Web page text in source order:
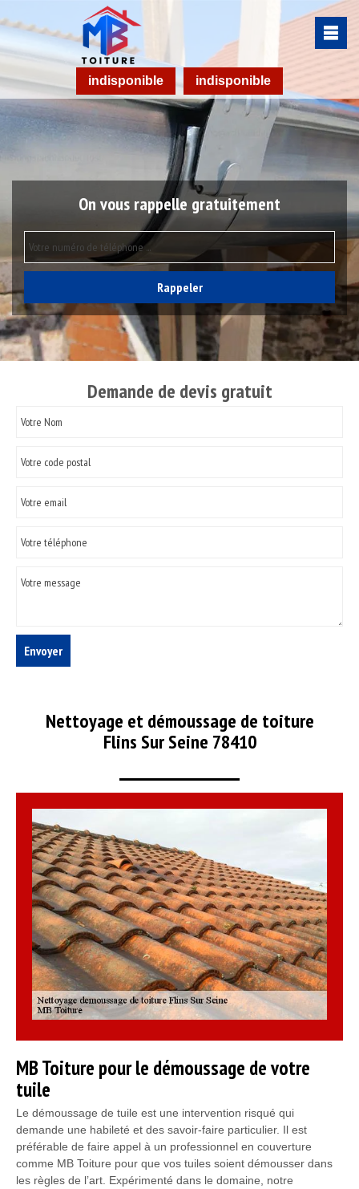
indisponible indisponible
On vous rappelle gratuitement
Demande de devis gratuit
Nettoyage et démoussage de toiture
Flins Sur Seine 78410
MB Toiture pour le démoussage de votre
tuile
Le démoussage de tuile est une intervention risqué qui
demande une habileté et des savoir-faire particulier. Il est
préférable de faire appel à un professionnel en couverture
comme MB Toiture pour que vos tuiles soient démousser dans
les règles de l’art. Expérimenté dans le domaine, notre